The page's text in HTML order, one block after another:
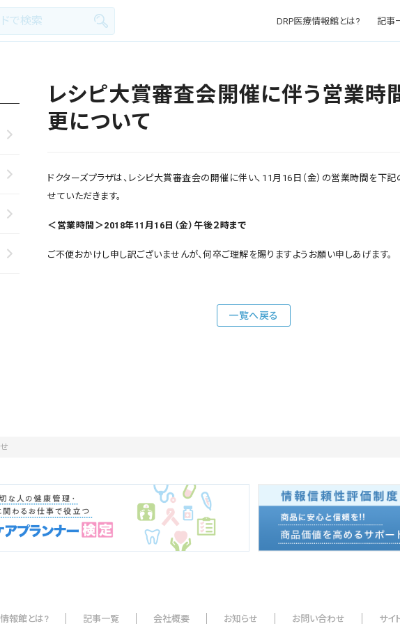
DRP医療情報館とは? 記事
レシピ大賞審査会開催に伴う営業時
更について
ドクターズプラザは、レシピ大賞審査会の開催に伴い、11月16日（金）の営業時間を下
せていただきます。
＜営業時間＞2018年11月16日（金）午後２時まで
ご不便おかけし申し訳ございませんが、何卒ご理解を賜りますようお願い申しあげます。
一覧へ戻る
報館とは? 記事一覧 会社概要 お知らせ お問い合わせ サイ